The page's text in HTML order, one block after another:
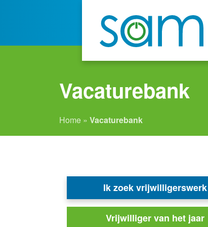
Vacaturebank
Home » Vacaturebank
Ik zoek vrijwilligerswerk
Vrijwilliger van het jaar